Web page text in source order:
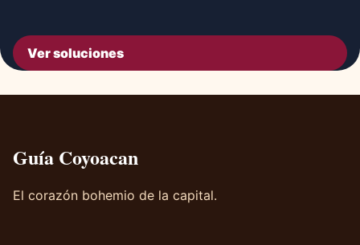
Ver soluciones
Guía Coyoacan
El corazón bohemio de la capital.